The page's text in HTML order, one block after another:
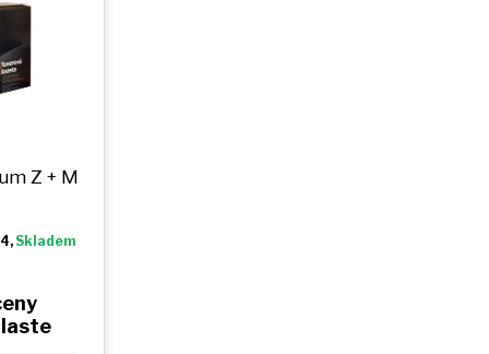
Z + M
Skladem